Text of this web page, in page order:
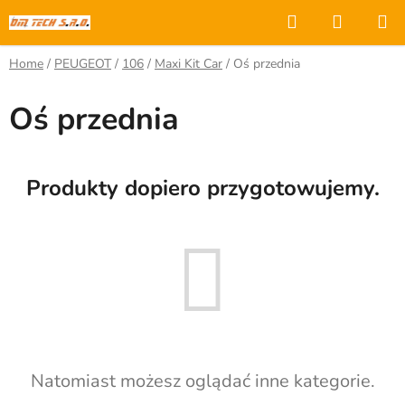
do
treści
Szukaj
Home / PEUGEOT / 106 / Maxi Kit Car / Oś przednia
Oś przednia
Produkty dopiero przygotowujemy.
Natomiast możesz oglądać inne kategorie.